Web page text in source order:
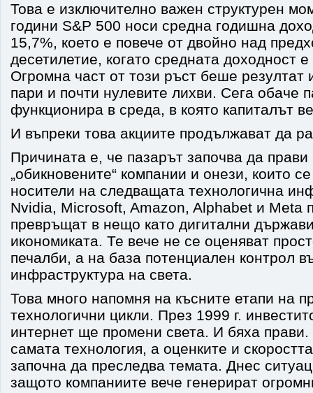
Това е изключително важен структурен
години S&P 500 носи средна годишна
15,7%, което е повече от двойно над
десетилетие, когато средната доходност
Огромна част от този ръст беше резултат
пари и почти нулевите лихви. Сега обаче
функционира в среда, в която капиталът
И въпреки това акциите продължават да
Причината е, че пазарът започва да
„обикновените“ компании и онези, които
носители на следващата технологична
Nvidia, Microsoft, Amazon, Alphabet и Meta
превръщат в нещо като дигитални
икономиката. Те вече не се оценяват
печалби, а на база потенциален контрол
инфраструктура на света.
Това много напомня на късните етапи на
технологични цикли. През 1999 г.
интернет ще промени света. И бяха
самата технология, а оценките и
започна да преследва темата. Днес
защото компаниите вече генерират